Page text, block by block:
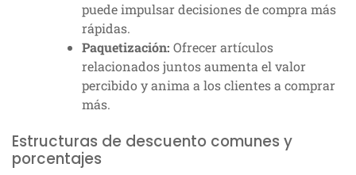
puede impulsar decisiones de compra más
rápidas.
Paquetización: Ofrecer artículos
relacionados juntos aumenta el valor
percibido y anima a los clientes a comprar
más.
Estructuras de descuento comunes y
porcentajes